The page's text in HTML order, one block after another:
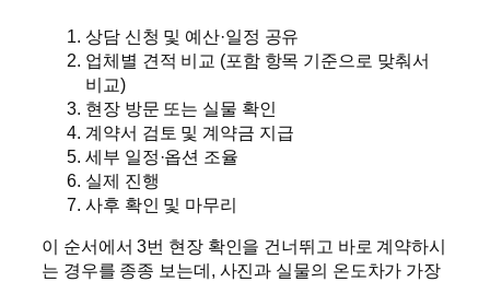
상담 신청 및 예산·일정 공유
업체별 견적 비교 (포함 항목 기준으로 맞춰서
비교)
현장 방문 또는 실물 확인
계약서 검토 및 계약금 지급
세부 일정·옵션 조율
실제 진행
사후 확인 및 마무리
이 순서에서 3번 현장 확인을 건너뛰고 바로 계약하시
는 경우를 종종 보는데, 사진과 실물의 온도차가 가장